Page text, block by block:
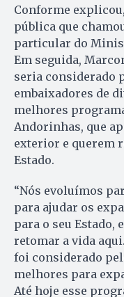
Conforme
pública que
particular do
Em seguida,
seria considerado
embaixadores de
melhores
Andorinhas, que
exterior e querem
Estado.
“Nós evoluímos
para ajudar os
para o seu Estado,
retomar a vida
foi considerado
melhores para
Até hoje esse